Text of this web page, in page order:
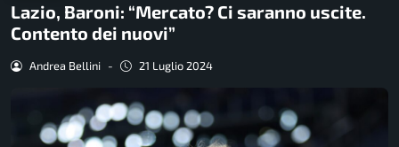
Lazio, Baroni: “Mercato? Ci saranno uscite.
Contento dei nuovi”
Andrea Bellini - 21 Luglio 2024